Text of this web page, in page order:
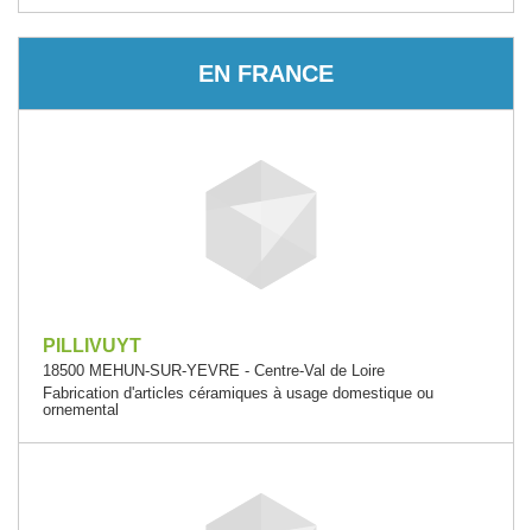
EN FRANCE
PILLIVUYT
18500 MEHUN-SUR-YEVRE - Centre-Val de Loire
Fabrication d'articles céramiques à usage domestique ou
ornemental